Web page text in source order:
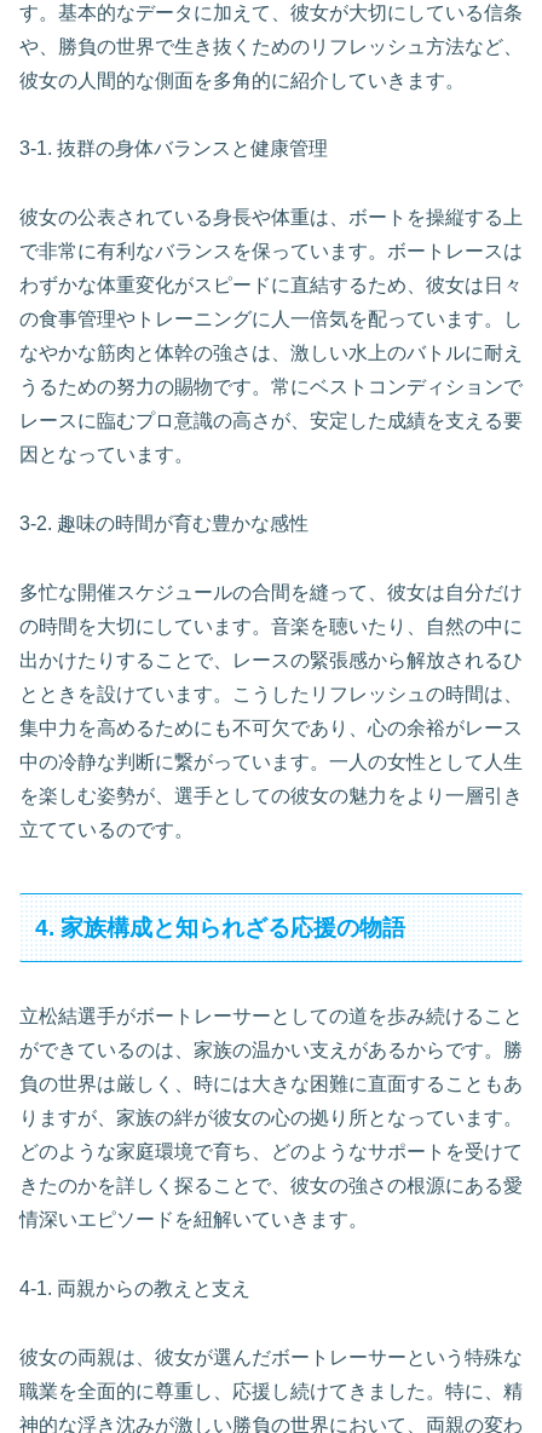
す。基本的なデータに加えて、彼女が大切にしている信条
や、勝負の世界で生き抜くためのリフレッシュ方法など、
彼女の人間的な側面を多角的に紹介していきます。
3-1. 抜群の身体バランスと健康管理
彼女の公表されている身長や体重は、ボートを操縦する上
で非常に有利なバランスを保っています。ボートレースは
わずかな体重変化がスピードに直結するため、彼女は日々
の食事管理やトレーニングに人一倍気を配っています。し
なやかな筋肉と体幹の強さは、激しい水上のバトルに耐え
うるための努力の賜物です。常にベストコンディションで
レースに臨むプロ意識の高さが、安定した成績を支える要
因となっています。
3-2. 趣味の時間が育む豊かな感性
多忙な開催スケジュールの合間を縫って、彼女は自分だけ
の時間を大切にしています。音楽を聴いたり、自然の中に
出かけたりすることで、レースの緊張感から解放されるひ
とときを設けています。こうしたリフレッシュの時間は、
集中力を高めるためにも不可欠であり、心の余裕がレース
中の冷静な判断に繋がっています。一人の女性として人生
を楽しむ姿勢が、選手としての彼女の魅力をより一層引き
立てているのです。
4. 家族構成と知られざる応援の物語
立松結選手がボートレーサーとしての道を歩み続けること
ができているのは、家族の温かい支えがあるからです。勝
負の世界は厳しく、時には大きな困難に直面することもあ
りますが、家族の絆が彼女の心の拠り所となっています。
どのような家庭環境で育ち、どのようなサポートを受けて
きたのかを詳しく探ることで、彼女の強さの根源にある愛
情深いエピソードを紐解いていきます。
4-1. 両親からの教えと支え
彼女の両親は、彼女が選んだボートレーサーという特殊な
職業を全面的に尊重し、応援し続けてきました。特に、精
神的な浮き沈みが激しい勝負の世界において、両親の変わ